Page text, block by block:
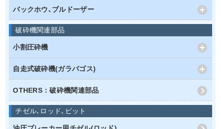
バックホウ､ブルドーザー
破砕機関連部品
小割圧砕機
自走式破砕機(ガラパゴス)
OTHERS：破砕機関連部品
チゼル､ロッド､ビット